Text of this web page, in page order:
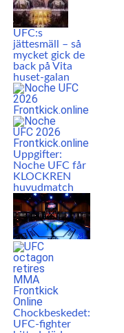
UFC:s
jättesmäll – så
mycket gick de
back på Vita
huset-galan
Uppgifter:
Noche UFC får
KLOCKREN
huvudmatch
Chockbeskedet:
UFC-fighter